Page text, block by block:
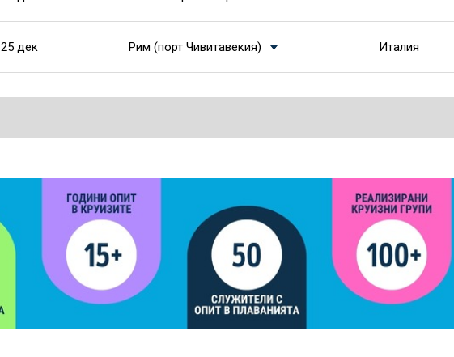
25 дек Рим (порт Чивитавекия) Италия